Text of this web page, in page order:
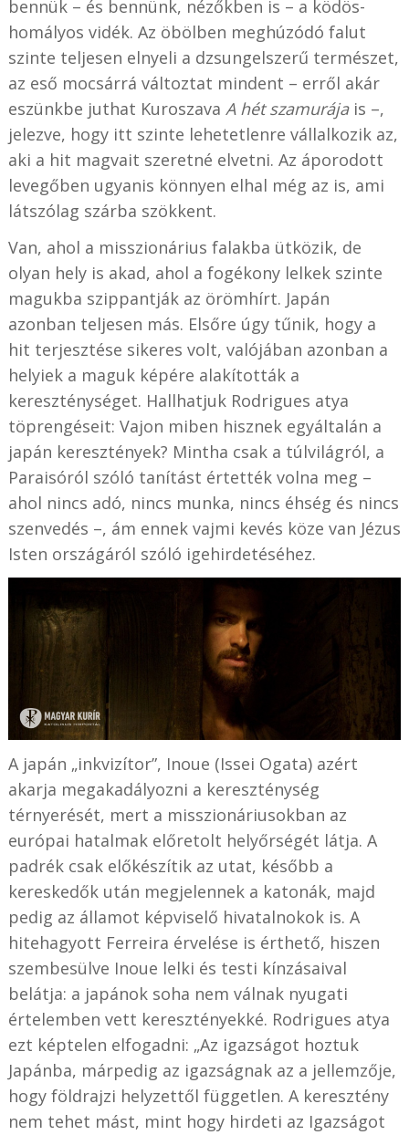
bennük – és bennünk, nézőkben is – a ködös-
homályos vidék. Az öbölben meghúzódó falut
szinte teljesen elnyeli a dzsungelszerű természet,
az eső mocsárrá változtat mindent – erről akár
eszünkbe juthat Kuroszava A hét szamurájais –,
jelezve, hogy itt szinte lehetetlenre vállalkozik az,
aki a hit magvait szeretné elvetni. Az áporodott
levegőben ugyanis könnyen elhal még az is, ami
látszólag szárba szökkent.
Van, ahol a misszionárius falakba ütközik, de
olyan hely is akad, ahol a fogékony lelkek szinte
magukba szippantják az örömhírt. Japán
azonban teljesen más. Elsőre úgy tűnik, hogy a
hit terjesztése sikeres volt, valójában azonban a
helyiek a maguk képére alakították a
kereszténységet. Hallhatjuk Rodrigues atya
töprengéseit: Vajon miben hisznek egyáltalán a
japán keresztények? Mintha csak a túlvilágról, a
Paraisóról szóló tanítást értették volna meg –
ahol nincs adó, nincs munka, nincs éhség és nincs
szenvedés –, ám ennek vajmi kevés köze van Jézus
Isten országáról szóló igehirdetéséhez.
A japán „inkvizítor”, Inoue (Issei Ogata) azért
akarja megakadályozni a kereszténység
térnyerését, mert a misszionáriusokban az
európai hatalmak előretolt helyőrségét látja. A
padrék csak előkészítik az utat, később a
kereskedők után megjelennek a katonák, majd
pedig az államot képviselő hivatalnokok is. A
hitehagyott Ferreira érvelése is érthető, hiszen
szembesülve Inoue lelki és testi kínzásaival
belátja: a japánok soha nem válnak nyugati
értelemben vett keresztényekké. Rodrigues atya
ezt képtelen elfogadni: „Az igazságot hoztuk
Japánba, márpedig az igazságnak az a jellemzője,
hogy földrajzi helyzettől független. A keresztény
nem tehet mást, mint hogy hirdeti az Igazságot